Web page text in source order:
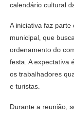
calendário cultural
A iniciativa faz
municipal, que
ordenamento do
festa. A expectativa
os trabalhadores
e turistas.
Durante a reunião,